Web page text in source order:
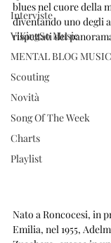
Interviste
ViKingSo Music
MENTAL BLOG MUSIC
Scouting
Novità
Song Of The Week
Charts
Playlist
blues nel cuore della
diventando uno degli
rispettati del
Nato a Roncocesi, in
Emilia, nel 1955,